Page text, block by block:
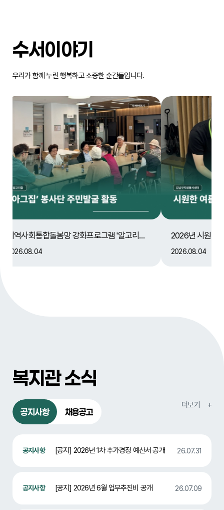
수서이야기
우리가 함께 누린 행복하고 소중한 순간들입니다.
지역사회통합돌봄망 강화프로그램 '알고리즘' 아그집 봉사단 활동 2026년 시원한 여름나기 열무김치 배분
복지관 소식
공지사항 채용공고
[공지] 2026년 1차 추가경정 예산서 공개 26.07.31
[공지] 2026년 6월 업무추진비 공개 26.07.09